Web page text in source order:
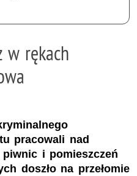
w rękach
pracowali nad
i pomieszczeń
doszło na przełomie